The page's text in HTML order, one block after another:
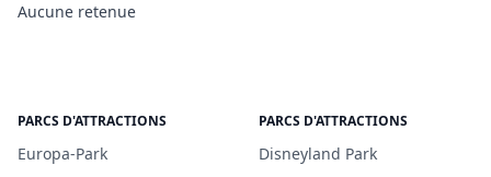
Aucune retenue
PARCS D'ATTRACTIONS
Europa-Park
PARCS D'ATTRACTIONS
Disneyland Park